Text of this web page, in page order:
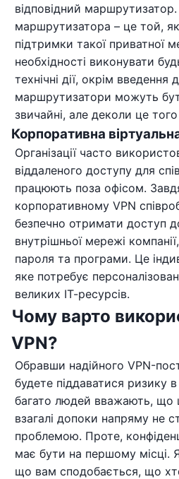
відповідний
маршрутизатора – це той,
підтримки такої приватної
необхідності виконувати
технічні дії, окрім введення
маршрутизатори можуть
звичайні, але деколи це
Корпоративна
Організації часто
віддаленого доступу для
працюють поза офісом.
корпоративному VPN
безпечно отримати доступ
внутрішньої мережі
пароля та програми. Це
яке потребує
великих ІТ-ресурсів.
Чому варто
VPN?
Обравши надійного VPN-
будете піддаватися ризику в
багато людей вважають, що
взагалі допоки напряму не
проблемою. Проте,
має бути на першому місці.
що вам сподобається, що